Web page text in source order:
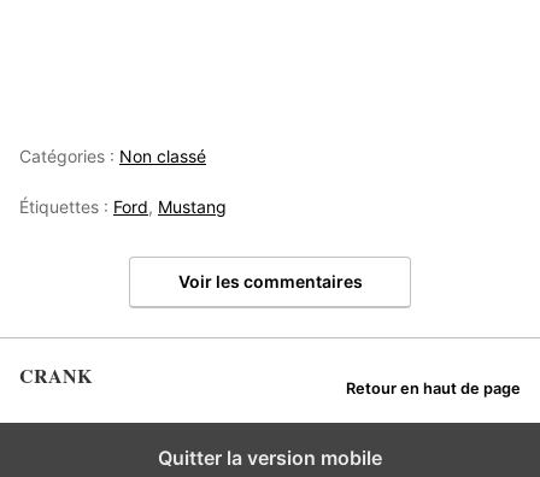
Catégories : Non classé
Étiquettes : Ford, Mustang
Voir les commentaires
CRANK Retour en haut de page
Quitter la version mobile